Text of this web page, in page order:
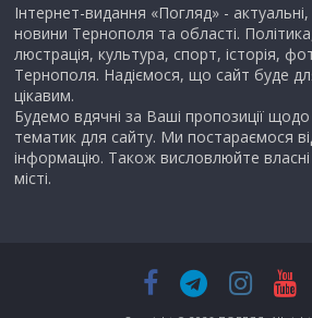
Інтернет-видання «Погляд» - актуальні,
новини Тернополя та області.
люстрація, культура, спорт, історія,
Тернополя. Надіємося, що сайт буде
цікавим.
Будемо вдячні за Ваші пропозиції
тематик для сайту. Ми постараємося
інформацію. Також висловлюйте власні
місті.